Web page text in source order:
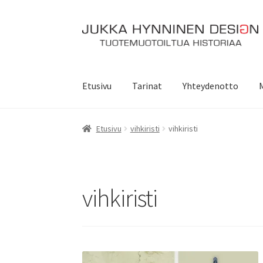
Siirry
navigointiin
Siirry
sisältöön
Etusivu Tarinat Yhteydenotto
Etusivu vihkiristi vihkiristi
vihkiristi